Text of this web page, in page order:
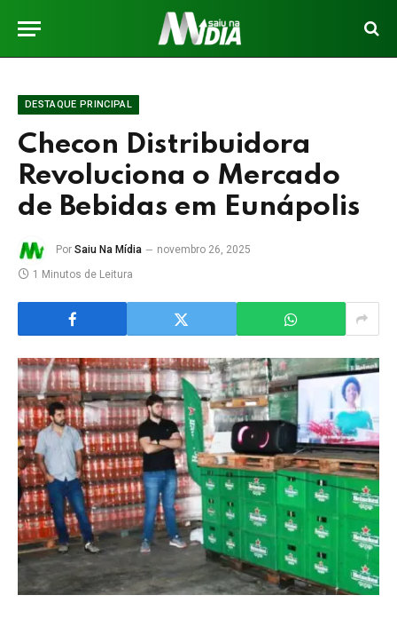
DESTAQUE PRINCIPAL
Checon Distribuidora
Revoluciona o Mercado
de Bebidas em Eunápolis
Por Saiu Na Mídia
novembro 26, 2025
1 Minutos de Leitura